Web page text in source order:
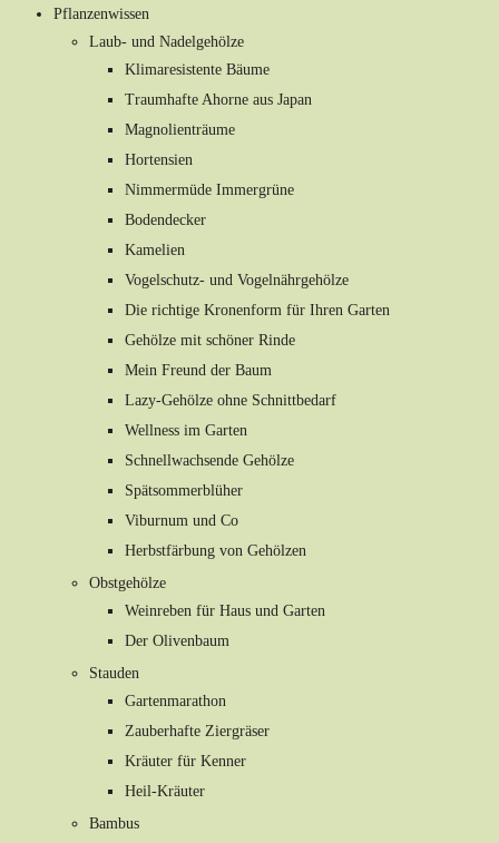
Pflanzenwissen
Laub- und Nadelgehölze
Klimaresistente Bäume
Traumhafte Ahorne aus Japan
Magnolienträume
Hortensien
Nimmermüde Immergrüne
Bodendecker
Kamelien
Vogelschutz- und Vogelnährgehölze
Die richtige Kronenform für Ihren Garten
Gehölze mit schöner Rinde
Mein Freund der Baum
Lazy-Gehölze ohne Schnittbedarf
Wellness im Garten
Schnellwachsende Gehölze
Spätsommerblüher
Viburnum und Co
Herbstfärbung von Gehölzen
Obstgehölze
Weinreben für Haus und Garten
Der Olivenbaum
Stauden
Gartenmarathon
Zauberhafte Ziergräser
Kräuter für Kenner
Heil-Kräuter
Bambus